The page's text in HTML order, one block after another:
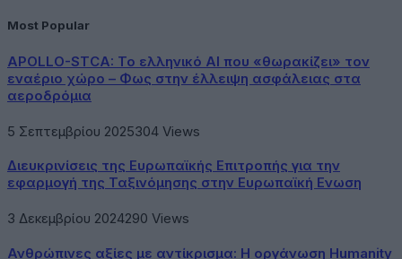
Most Popular
APOLLO-STCA: Το ελληνικό AI που «θωρακίζει» τον
εναέριο χώρο – Φως στην έλλειψη ασφάλειας στα
αεροδρόμια
5 Σεπτεμβρίου 2025304 Views
Διευκρινίσεις της Ευρωπαϊκής Επιτροπής για την
εφαρμογή της Ταξινόμησης στην Ευρωπαϊκή Ενωση
3 Δεκεμβρίου 2024290 Views
Ανθρώπινες αξίες με αντίκρισμα: Η οργάνωση Humanity